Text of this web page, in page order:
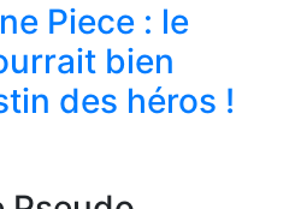
Piece : le
bien
des héros !